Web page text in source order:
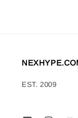
EST. 2009